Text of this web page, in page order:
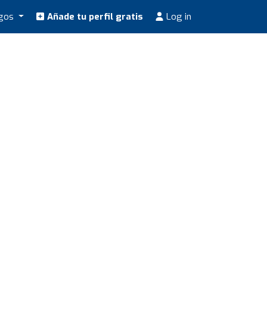
Añade tu perfil gratis Log in